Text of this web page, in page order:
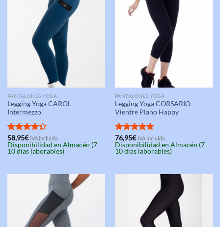
PANTALONES YOGA
Legging Yoga CAROL
Intermezzo
Valorado
con4.33
de 5
58,95€ IVA incluido
Disponibilidad en Almacén (7-
10 días laborables)
PANTALONES YOGA
Legging Yoga CORSARIO
Vientre Plano Happy
Valorado
con4.67
de 5
76,95€ IVA incluido
Disponibilidad en Almacén (7-
10 días laborables)